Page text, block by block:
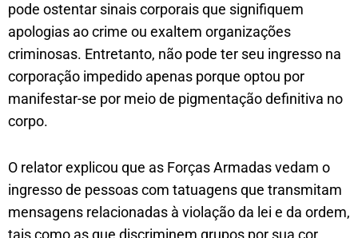
pode ostentar sinais corporais que signifiquem
apologias ao crime ou exaltem organizações
criminosas. Entretanto, não pode ter seu ingresso na
corporação impedido apenas porque optou por
manifestar-se por meio de pigmentação definitiva no
corpo.
O relator explicou que as Forças Armadas vedam o
ingresso de pessoas com tatuagens que transmitam
mensagens relacionadas à violação da lei e da ordem,
tais como as que discriminem grupos por sua cor,